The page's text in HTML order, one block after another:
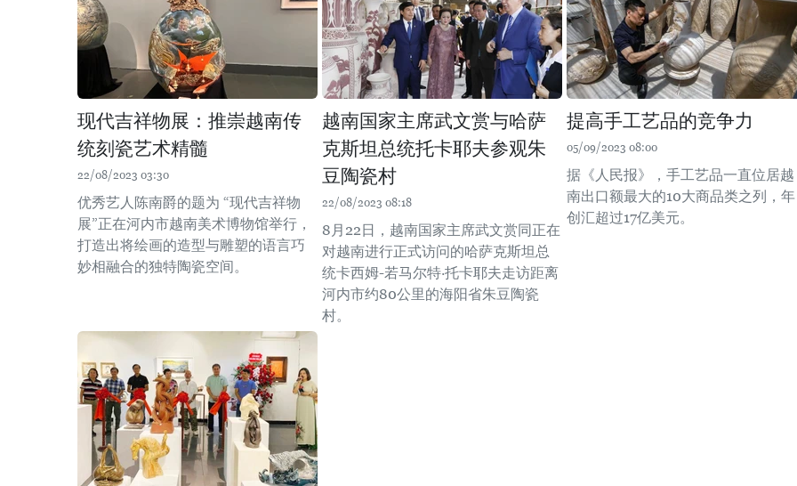
现代吉祥物展：推崇越南传
统刻瓷艺术精髓
22/08/2023 03:30
优秀艺人陈南爵的题为 “现代吉祥物
展”正在河内市越南美术博物馆举行，
打造出将绘画的造型与雕塑的语言巧
妙相融合的独特陶瓷空间。
越南国家主席武文赏与哈萨
克斯坦总统托卡耶夫参观朱
豆陶瓷村
22/08/2023 08:18
8月22日，越南国家主席武文赏同正在
对越南进行正式访问的哈萨克斯坦总
统卡西姆-若马尔特·托卡耶夫走访距离
河内市约80公里的海阳省朱豆陶瓷
村。
提高手工艺品的竞争力
05/09/2023 08:00
据《人民报》，手工艺品一直位居越
南出口额最大的10大商品类之列，年
创汇超过17亿美元。